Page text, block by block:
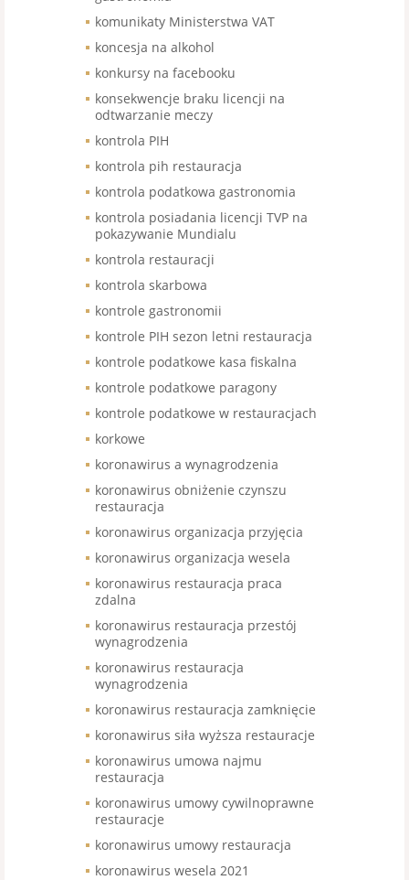
komunikaty Ministerstwa VAT
koncesja na alkohol
konkursy na facebooku
konsekwencje braku licencji na
odtwarzanie meczy
kontrola PIH
kontrola pih restauracja
kontrola podatkowa gastronomia
kontrola posiadania licencji TVP na
pokazywanie Mundialu
kontrola restauracji
kontrola skarbowa
kontrole gastronomii
kontrole PIH sezon letni restauracja
kontrole podatkowe kasa fiskalna
kontrole podatkowe paragony
kontrole podatkowe w restauracjach
korkowe
koronawirus a wynagrodzenia
koronawirus obniżenie czynszu
restauracja
koronawirus organizacja przyjęcia
koronawirus organizacja wesela
koronawirus restauracja praca
zdalna
koronawirus restauracja przestój
wynagrodzenia
koronawirus restauracja
wynagrodzenia
koronawirus restauracja zamknięcie
koronawirus siła wyższa restauracje
koronawirus umowa najmu
restauracja
koronawirus umowy cywilnoprawne
restauracje
koronawirus umowy restauracja
koronawirus wesela 2021